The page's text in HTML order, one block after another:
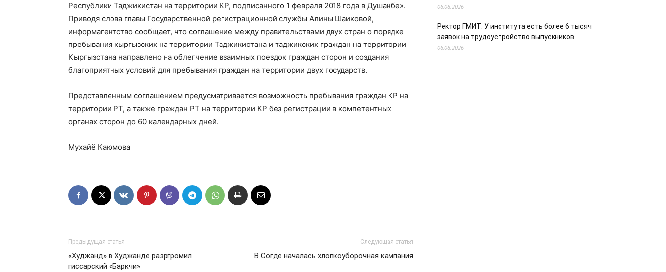
Республики Таджикистан на территории КР, подписанного 1 февраля 2018 года в Душанбе».
Приводя слова главы Государственной регистрационной службы Алины Шаиковой,
информагентство сообщает, что соглашение между правительствами двух стран о порядке
пребывания кыргызских на территории Таджикистана и таджикских граждан на территории
Кыргызстана направлено на облегчение взаимных поездок граждан сторон и создания
благоприятных условий для пребывания граждан на территории двух государств.
Представленным соглашением предусматривается возможность пребывания граждан КР на
территории РТ, а также граждан РТ на территории КР без регистрации в компетентных
органах сторон до 60 календарных дней.
Мухайё Каюмова
Предыдущая статья
«Худжанд» в Худжанде разргромил
гиссарский «Баркчи»
Следующая статья
В Согде началась хлопкоуборочная кампания
06.08.2026
Ректор ГМИТ: У института есть более 6 тысяч
заявок на трудоустройство выпускников
06.08.2026